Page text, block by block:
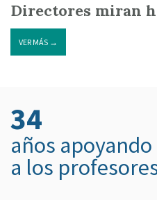
Directores miran
VER MÁS →
34
años apoyando
a los